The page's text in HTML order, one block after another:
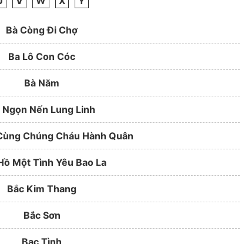
Bà Còng Đi Chợ
Ba Lô Con Cóc
Bà Năm
Ngọn Nến Lung Linh
Chúng Cháu Hành Quân
Một Tình Yêu Bao La
Bắc Kim Thang
Bắc Sơn
Bạc Tình